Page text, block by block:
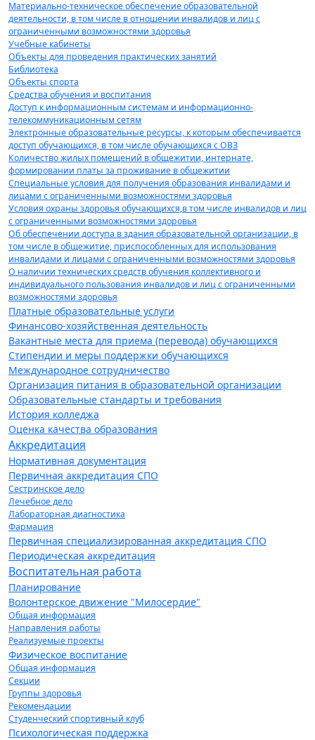
Материально-техническое обеспечение образовательной
деятельности, в том числе в отношении инвалидов и лиц с
ограниченными возможностями здоровья
Учебные кабинеты
Объекты для проведения практических занятий
Библиотека
Объекты спорта
Средства обучения и воспитания
Доступ к информационным системам и информационно-
телекоммуникационным сетям
Электронные образовательные ресурсы, к которым обеспечивается
доступ обучающихся, в том числе обучающихся с ОВЗ
Количество жилых помещений в общежитии, интернате,
формировании платы за проживание в общежитии
Специальные условия для получения образования инвалидами и
лицами с ограниченными возможностями здоровья
Условия охраны здоровья обучающихся,в том числе инвалидов и лиц
с ограниченными возможностями здоровья
Об обеспечении доступа в здания образовательной организации, в
том числе в общежитие, приспособленных для использования
инвалидами и лицами с ограниченными возможностями здоровья
О наличии технических средств обучения коллективного и
индивидуального пользования инвалидов и лиц с ограниченными
возможностями здоровья
Платные образовательные услуги
Финансово-хозяйственная деятельность
Вакантные места для приема (перевода) обучающихся
Стипендии и меры поддержки обучающихся
Международное сотрудничество
Организация питания в образовательной организации
Образовательные стандарты и требования
История колледжа
Оценка качества образования
Аккредитация
Нормативная документация
Первичная аккредитация СПО
Сестринское дело
Лечебное дело
Лабораторная диагностика
Фармация
Первичная специализированная аккредитация СПО
Периодическая аккредитация
Воспитательная работа
Планирование
Волонтерское движение "Милосердие"
Общая информация
Направления работы
Реализуемые проекты
Физическое воспитание
Общая информация
Секции
Группы здоровья
Рекомендации
Студенческий спортивный клуб
Психологическая поддержка